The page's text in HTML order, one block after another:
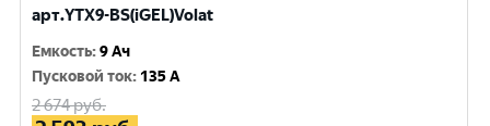
арт.YTX9-BS(iGEL)Volat
Емкость:9 Ач
Пусковой ток: 135 A
2 674руб.